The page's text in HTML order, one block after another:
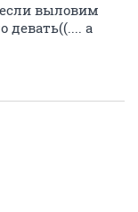
выловим
девать((.... а